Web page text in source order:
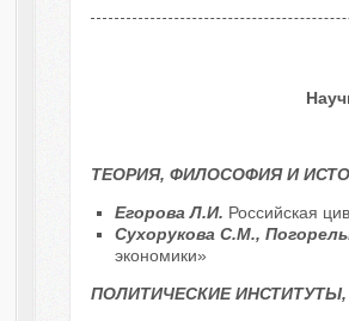
ТЕОРИЯ, ФИЛОСОФИЯ И
Егорова Л.И. Российская
Сухорукова С.М.,
экономики»
ПОЛИТИЧЕСКИЕ